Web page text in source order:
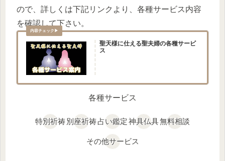
ので、詳しくは下記リンクより、各種サービス内容
を確認して下さい。
聖天様に仕える聖夫婦の各種サービ
ス
各種サービス
特別祈祷別座祈祷占い鑑定神具仏具無料相談
その他サービス